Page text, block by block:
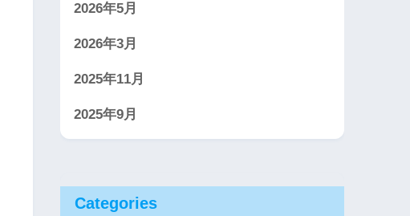
2026年5月
2026年3月
2025年11月
2025年9月
Categories